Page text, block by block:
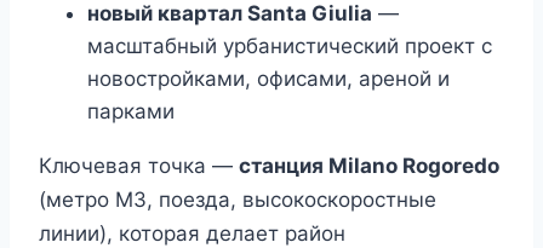
новый квартал Santa Giulia —
масштабный урбанистический проект с
новостройками, офисами, ареной и
парками
Ключевая точка — станция Milano Rogoredo
(метро M3, поезда, высокоскоростные
линии), которая делает район